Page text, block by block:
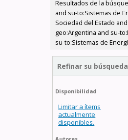
Resultados de la
and su-to:Sistemas de
Sociedad del Estado
geo:Argentina and su-
su-to:Sistemas de
Refinar su búsqueda
Disponibilidad
Limitar a ítems
actualmente
disponibles.